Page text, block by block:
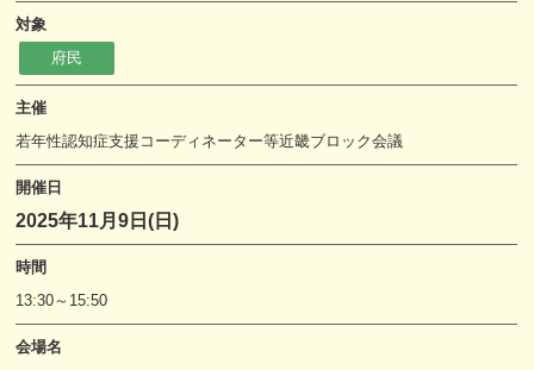
対象
府民
主催
若年性認知症支援コーディネーター等近畿ブロック会議
開催日
2025年11月9日(日)
時間
13:30～15:50
会場名